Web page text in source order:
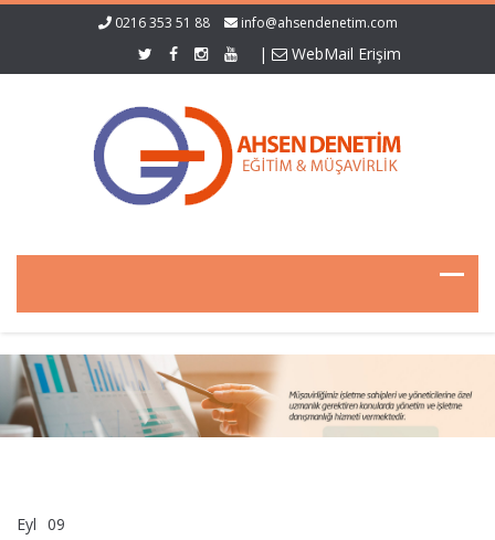
0216 353 51 88 info@ahsendenetim.com
| WebMail Erişim
Eyl 09